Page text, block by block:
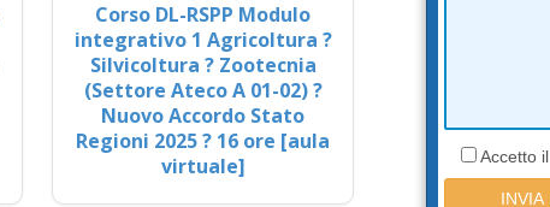
Corso DL-RSPP Modulo
integrativo 1 Agricoltura ?
Silvicoltura ? Zootecnia
(Settore Ateco A 01-02) ?
Nuovo Accordo Stato
Regioni 2025 ? 16 ore [aula
virtuale]
Accetto il